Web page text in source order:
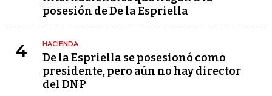
posesión de De la Espriella
4 HACIENDA
De la Espriella se posesionó como
presidente, pero aún no hay director
del DNP